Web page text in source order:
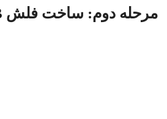
مرحله دوم: ساخت فلش USB قابل بوت